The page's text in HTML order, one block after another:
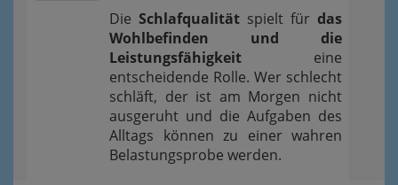
Die Schlafqualität spielt für das
Wohlbefinden und die
Leistungsfähigkeit eine
entscheidende Rolle. Wer schlecht
schläft, der ist am Morgen nicht
ausgeruht und die Aufgaben des
Alltags können zu einer wahren
Belastungsprobe werden.